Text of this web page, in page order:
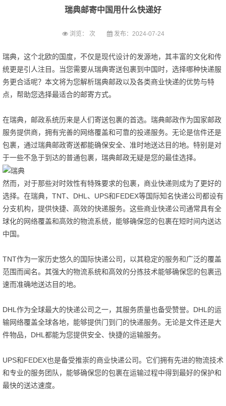
瑞典邮寄中国用什么快递好
浏览： 次 发布：2024-07-24
瑞典，这个北欧的国度，不仅是现代设计的发源地，其丰富的文化和传
统更是引人注目。当您需要从瑞典寄送包裹到中国时，选择哪种快递服
务更合适呢？本文将为您解析瑞典邮政以及各类商业快递的优势与特
点，帮助您选择最适合的邮寄方式。
在瑞典，邮政系统历来是人们寄送包裹的首选。瑞典邮政作为国家邮政
服务提供商，拥有完善的网络覆盖和可靠的投递服务。无论是信件还是
包裹，通过瑞典邮政寄送都能确保安全、准时地送达目的地。特别是对
于一些不急于到达的普通包裹，瑞典邮政无疑是您的最佳选择。
然而，对于那些对时效性有特殊要求的包裹，商业快递则成为了更好的
选择。在瑞典，TNT、DHL、UPS和FEDEX等国际知名快递公司都设有
分支机构，提供快捷、高效的快递服务。这些商业快递公司通常具有全
球化的网络覆盖和高效的物流系统，能够确保您的包裹在短时间内送达
中国。
TNT作为一家历史悠久的国际快递公司，以其稳定的服务和广泛的覆盖
范围而闻名。其强大的物流系统和高效的分拣技术能够确保您的包裹迅
速而准确地送达目的地。
DHL作为全球最大的快递公司之一，其服务质量也备受赞誉。DHL的运
输网络覆盖全球各地，能够提供门到门的快递服务。无论是文件还是大
件物品，DHL都能为您提供安全、快捷的运输服务。
UPS和FEDEX也是备受推崇的商业快递公司。它们拥有先进的物流技术
和专业的服务团队，能够确保您的包裹在运输过程中得到最好的保护和
最快的送达速度。